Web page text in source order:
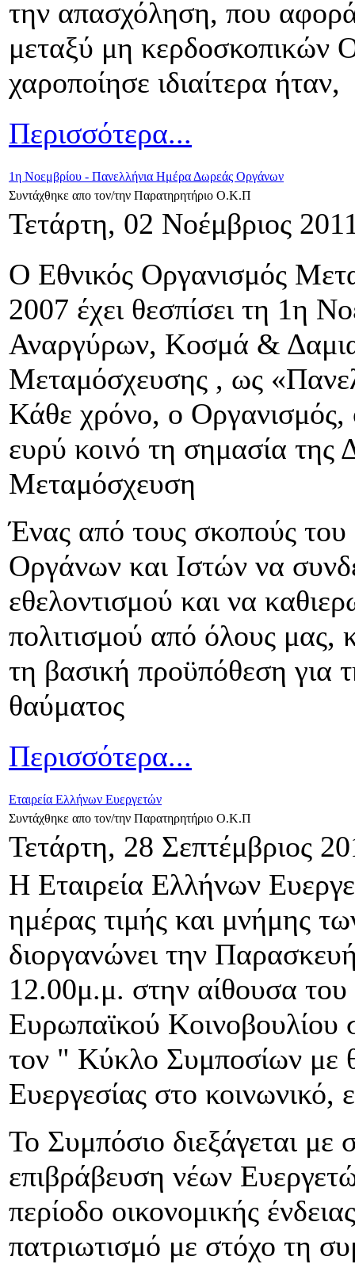
την απασχόληση, που αφορά
μεταξύ μη
χαροποίησε ιδιαίτερα ήταν,
Περισσότερα...
1η Νοεμβρίου - Πανελλήνια Ημέρα Δωρεάς Οργάνων
Συντάχθηκε απο τον/την Παρατηρητήριο Ο.Κ.Π
Τετάρτη, 02 Νοέμβριος
Ο Εθνικός Οργανισμός
2007 έχει θεσπίσει τη 1η
Αναργύρων, Κοσμά &
Μεταμόσχευσης , ως
Κάθε χρόνο, ο Οργανισμός,
ευρύ κοινό τη σημασία
Μεταμόσχευση
Ένας από τους σκοπούς
Οργάνων και Ιστών να
εθελοντισμού και να
πολιτισμού από όλους
τη βασική προϋπόθεση για
θαύματος
Περισσότερα...
Εταιρεία Ελλήνων Ευεργετών
Συντάχθηκε απο τον/την Παρατηρητήριο Ο.Κ.Π
Τετάρτη, 28 Σεπτέμβριος
Η Εταιρεία Ελλήνων
ημέρας τιμής και μνήμης
διοργανώνει την
12.00μ.μ. στην αίθουσα
Ευρωπαϊκού Κοινοβουλίου
τον " Κύκλο Συμποσίων με
Ευεργεσίας στο κοινωνικό,
Το Συμπόσιο διεξάγεται με
επιβράβευση νέων
περίοδο οικονομικής
πατριωτισμό με στόχο τη